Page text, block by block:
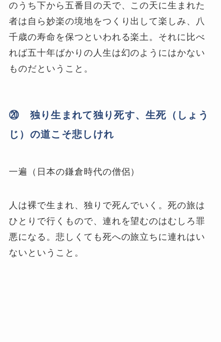
のうち下から五番目の天で、この天に生まれた
者は自ら妙楽の境地をつくり出して楽しみ、八
千歳の寿命を保つといわれる楽土。それに比べ
れば五十年ばかりの人生は幻のようにはかない
ものだということ。
⑳ 独り生まれて独り死す、生死（しょう
じ）の道こそ悲しけれ
一遍（日本の鎌倉時代の僧侶）
人は裸で生まれ、独りで死んでいく。死の旅は
ひとりで行くもので、連れを望むのはむしろ罪
悪になる。悲しくても死への旅立ちに連れはい
ないということ。